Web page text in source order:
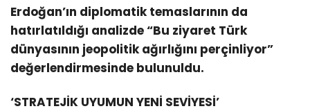
Erdoğan’ın diplomatik temaslarının da
hatırlatıldığı analizde “Bu ziyaret Türk
dünyasının jeopolitik ağırlığını perçinliyor”
değerlendirmesinde bulunuldu.
‘STRATEJİK UYUMUN YENİ SEVİYESİ’